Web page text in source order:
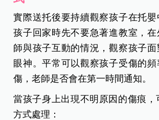
實際送托後要持續觀察孩子在托
孩子回家時先不要急著進教室，
師與孩子互動的情況，觀察孩子面
眼神。平常可以觀察孩子受傷的
傷，老師是否會在第一時間通知。
當孩子身上出現不明原因的傷痕，
方式處理：